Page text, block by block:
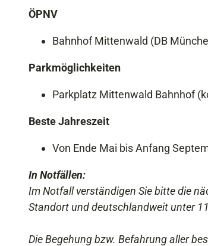
ÖPNV
Bahnhof Mittenwald (DB
Parkmöglichkeiten
Parkplatz Mittenwald Bahnhof
Beste Jahreszeit
Von Ende Mai bis Anfang
In Notfällen:
Im Notfall verständigen Sie bitte die
Standort und deutschlandweit unter
Die Begehung bzw. Befahrung aller